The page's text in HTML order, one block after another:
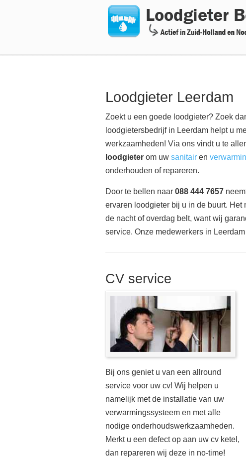
Loodgieter Leerdam
Zoekt u een goede loodgieter? Zoek
loodgietersbedrijf in Leerdam helpt u
werkzaamheden! Via ons vindt u te
loodgieter om uw sanitair en
onderhouden of repareren.
Door te bellen naar 088 444 7657
ervaren loodgieter bij u in de buurt. Het
de nacht of overdag belt, want wij
service. Onze medewerkers in
CV service
Bij ons geniet u van een allround
service voor uw cv! Wij helpen u
namelijk met de installatie van uw
verwarmingssysteem en met alle
nodige onderhoudswerkzaamheden.
Merkt u een defect op aan uw cv ketel,
dan repareren wij deze in no-time!